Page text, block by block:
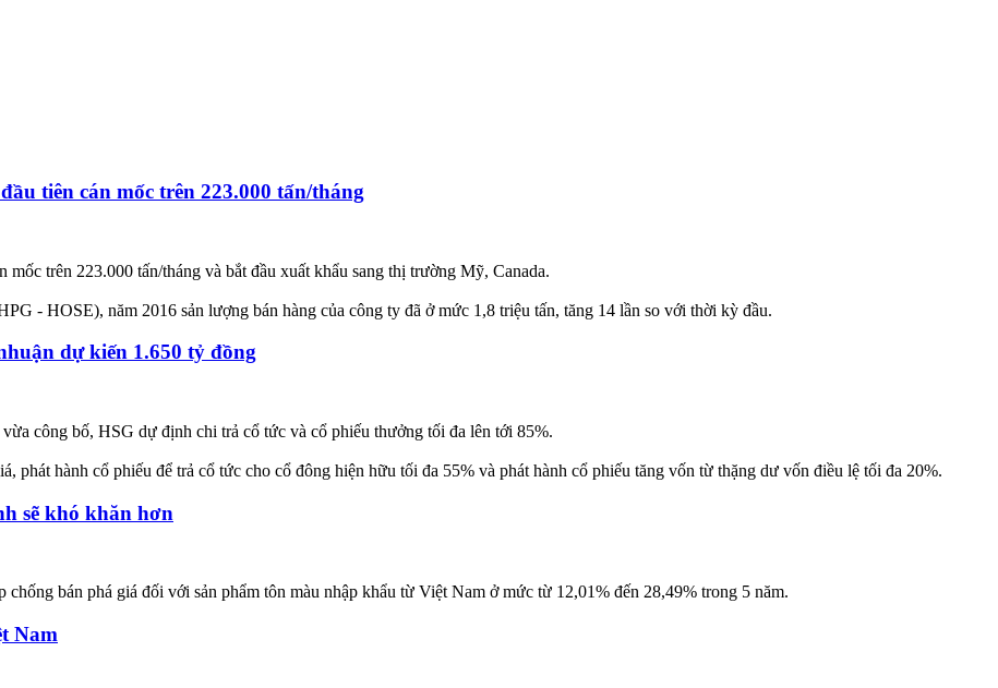
tiên cán mốc trên 223.000 tấn/tháng
trên 223.000 tấn/tháng và bắt đầu xuất khẩu sang thị trường Mỹ, Canada.
- HOSE), năm 2016 sản lượng bán hàng của công ty đã ở mức 1,8 triệu tấn, tăng 14 lần so với thời kỳ đầu.
dự kiến 1.650 tỷ đồng
công bố, HSG dự định chi trả cổ tức và cổ phiếu thưởng tối đa lên tới 85%.
phát hành cổ phiếu để trả cổ tức cho cổ đông hiện hữu tối đa 55% và phát hành cổ phiếu tăng vốn từ thặng dư vốn điều lệ tối đa 20%.
sẽ khó khăn hơn
bán phá giá đối với sản phẩm tôn màu nhập khẩu từ Việt Nam ở mức từ 12,01% đến 28,49% trong 5 năm.
Nam